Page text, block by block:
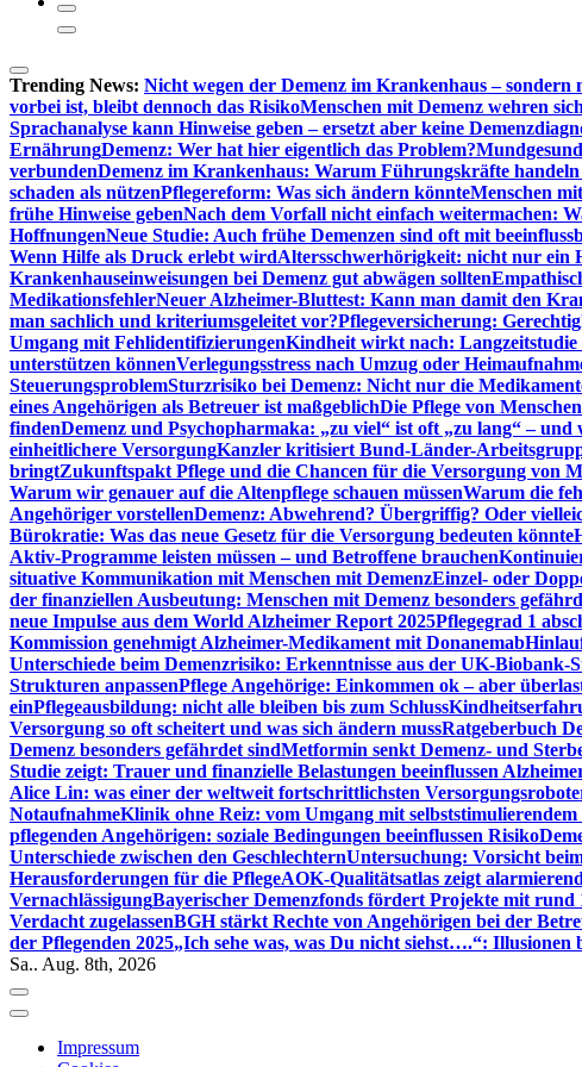
Trending News: Nicht wegen der Demenz im Krankenhaus – sondern
vorbei ist, bleibt dennoch das RisikoMenschen mit Demenz wehren
Sprachanalyse kann Hinweise geben – ersetzt aber keine
ErnährungDemenz: Wer hat hier eigentlich das Problem?
verbundenDemenz im Krankenhaus: Warum Führungskräfte handeln
schaden als nützenPflegereform: Was sich ändern könnteMenschen
frühe Hinweise gebenNach dem Vorfall nicht einfach weitermachen:
HoffnungenNeue Studie: Auch frühe Demenzen sind oft mit
Wenn Hilfe als Druck erlebt wirdAltersschwerhörigkeit: nicht nur ein
Krankenhauseinweisungen bei Demenz gut abwägen sollten
MedikationsfehlerNeuer Alzheimer-Bluttest: Kann man damit den
man sachlich und kriteriumsgeleitet vor?Pflegeversicherung:
Umgang mit FehlidentifizierungenKindheit wirkt nach: Langzeitstudie
unterstützen könnenVerlegungsstress nach Umzug oder
SteuerungsproblemSturzrisiko bei Demenz: Nicht nur die
eines Angehörigen als Betreuer ist maßgeblichDie Pflege von
findenDemenz und Psychopharmaka: „zu viel“ ist oft „zu lang“ – und
einheitlichere VersorgungKanzler kritisiert Bund-Länder-
bringtZukunftspakt Pflege und die Chancen für die Versorgung von
Warum wir genauer auf die Altenpflege schauen müssenWarum die
Angehöriger vorstellenDemenz: Abwehrend? Übergriffig? Oder
Bürokratie: Was das neue Gesetz für die Versorgung bedeuten könnte
Aktiv-Programme leisten müssen – und Betroffene brauchen
situative Kommunikation mit Menschen mit DemenzEinzel- oder
der finanziellen Ausbeutung: Menschen mit Demenz besonders
neue Impulse aus dem World Alzheimer Report 2025Pflegegrad 1
Kommission genehmigt Alzheimer-Medikament mit Donanemab
Unterschiede beim Demenzrisiko: Erkenntnisse aus der UK-Biobank-
Strukturen anpassenPflege Angehörige: Einkommen ok – aber
einPflegeausbildung: nicht alle bleiben bis zum Schluss
Versorgung so oft scheitert und was sich ändern mussRatgeberbuch
Demenz besonders gefährdet sindMetformin senkt Demenz- und
Studie zeigt: Trauer und finanzielle Belastungen beeinflussen
Alice Lin: was einer der weltweit fortschrittlichsten
NotaufnahmeKlinik ohne Reiz: vom Umgang mit
pflegenden Angehörigen: soziale Bedingungen beeinflussen Risiko
Unterschiede zwischen den GeschlechternUntersuchung: Vorsicht
Herausforderungen für die PflegeAOK-Qualitätsatlas zeigt
VernachlässigungBayerischer Demenzfonds fördert Projekte mit rund
Verdacht zugelassenBGH stärkt Rechte von Angehörigen bei der
der Pflegenden 2025„Ich sehe was, was Du nicht siehst….“: Illusionen
Sa.. Aug. 8th, 2026
Impressum